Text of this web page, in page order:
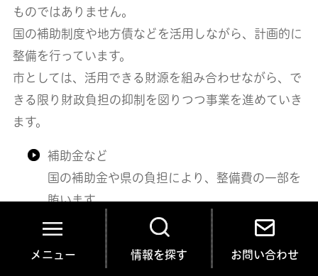
メニュー 情報を探す お問い合わせ
ものではありません。
国の補助制度や地方債などを活用しながら、計画的に
整備を行っています。
市としては、活用できる財源を組み合わせながら、で
きる限り財政負担の抑制を図りつつ事業を進めていき
ます。
補助金など
国の補助金や県の負担により、整備費の一部を
賄います。
地方債
借り入れを行い、将来にわたって負担を分けな
がら整備を進めます。